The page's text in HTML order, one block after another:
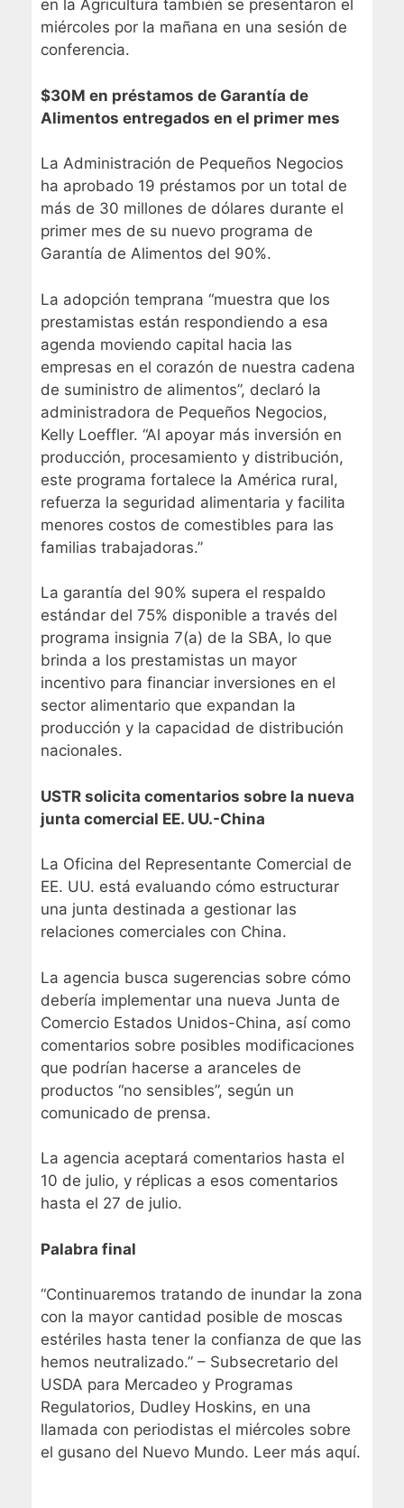
en la Agricultura también se presentaron el
miércoles por la mañana en una sesión de
conferencia.
$30M en préstamos de Garantía de
Alimentos entregados en el primer mes
La Administración de Pequeños Negocios
ha aprobado 19 préstamos por un total de
más de 30 millones de dólares durante el
primer mes de su nuevo programa de
Garantía de Alimentos del 90%.
La adopción temprana “muestra que los
prestamistas están respondiendo a esa
agenda moviendo capital hacia las
empresas en el corazón de nuestra cadena
de suministro de alimentos”, declaró la
administradora de Pequeños Negocios,
Kelly Loeffler. “Al apoyar más inversión en
producción, procesamiento y distribución,
este programa fortalece la América rural,
refuerza la seguridad alimentaria y facilita
menores costos de comestibles para las
familias trabajadoras.”
La garantía del 90% supera el respaldo
estándar del 75% disponible a través del
programa insignia 7(a) de la SBA, lo que
brinda a los prestamistas un mayor
incentivo para financiar inversiones en el
sector alimentario que expandan la
producción y la capacidad de distribución
nacionales.
USTR solicita comentarios sobre la nueva
junta comercial EE. UU.-China
La Oficina del Representante Comercial de
EE. UU. está evaluando cómo estructurar
una junta destinada a gestionar las
relaciones comerciales con China.
La agencia busca sugerencias sobre cómo
debería implementar una nueva Junta de
Comercio Estados Unidos-China, así como
comentarios sobre posibles modificaciones
que podrían hacerse a aranceles de
productos “no sensibles”, según un
comunicado de prensa.
La agencia aceptará comentarios hasta el
10 de julio, y réplicas a esos comentarios
hasta el 27 de julio.
Palabra final
“Continuaremos tratando de inundar la zona
con la mayor cantidad posible de moscas
estériles hasta tener la confianza de que las
hemos neutralizado.” – Subsecretario del
USDA para Mercadeo y Programas
Regulatorios, Dudley Hoskins, en una
llamada con periodistas el miércoles sobre
el gusano del Nuevo Mundo. Leer más aquí.